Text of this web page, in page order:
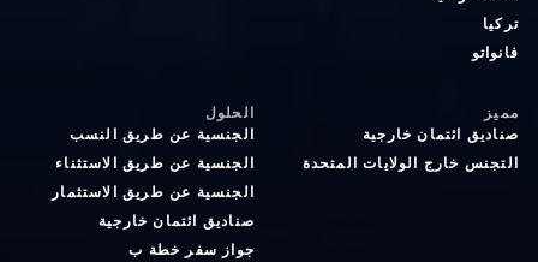
تركيا
فانواتو
مميز
صناديق ائتمان خارجية
التجنس خارج الولايات المتحدة
الحلول
الجنسية عن طريق النسب
الجنسية عن طريق الاستثناء
الجنسية عن طريق الاستثمار
صناديق ائتمان خارجية
جواز سفر خطة ب